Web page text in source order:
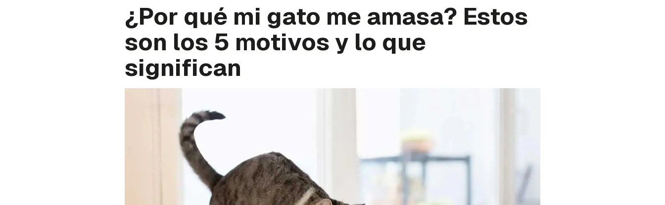
¿Por qué mi gato me amasa? Estos
son los 5 motivos y lo que
significan